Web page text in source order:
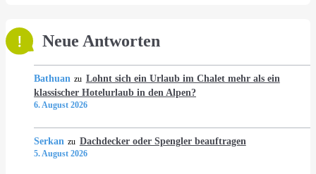
Neue Antworten
Bathuan zu Lohnt sich ein Urlaub im Chalet mehr als ein
klassischer Hotelurlaub in den Alpen?
6. August 2026
Serkan zu Dachdecker oder Spengler beauftragen
5. August 2026